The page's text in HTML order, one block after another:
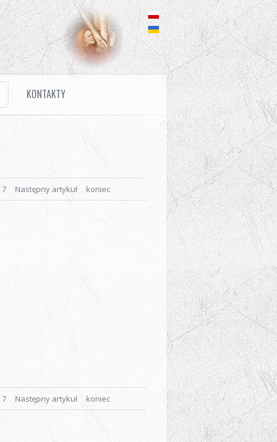
KONTAKTY
7 Następny artykuł koniec
7 Następny artykuł
koniec